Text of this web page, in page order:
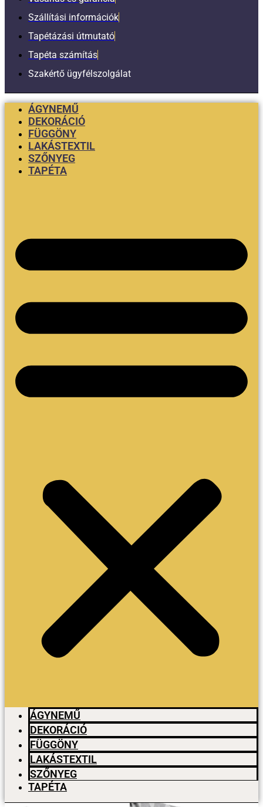
Szállítási információk
Tapétázási útmutató
Tapéta számítás
Szakértő ügyfélszolgálat
ÁGYNEMŰ
DEKORÁCIÓ
FÜGGÖNY
LAKÁSTEXTIL
SZŐNYEG
TAPÉTA
ÁGYNEMŰ
DEKORÁCIÓ
FÜGGÖNY
LAKÁSTEXTIL
SZŐNYEG
TAPÉTA